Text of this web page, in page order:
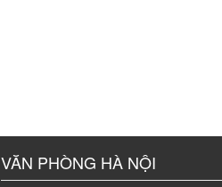
VĂN PHÒNG HÀ NỘI